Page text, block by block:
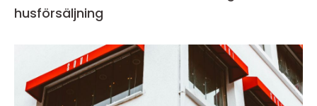
husförsäljning